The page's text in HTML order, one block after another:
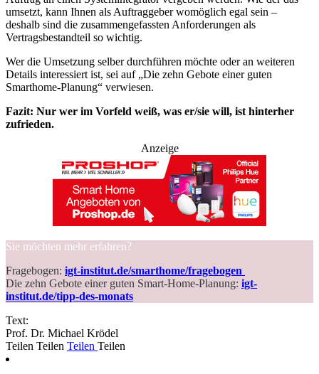
umsetzt, kann Ihnen als Auftraggeber womöglich egal sein –
deshalb sind die zusammengefassten Anforderungen als
Vertragsbestandteil so wichtig.
Wer die Umsetzung selber durchführen möchte oder an weiteren
Details interessiert ist, sei auf „Die zehn Gebote einer guten
Smarthome-Planung“ verwiesen.
Fazit: Nur wer im Vorfeld weiß, was er/sie will, ist hinterher
zufrieden.
Anzeige
Sie möchten mehr erfahren?
Fragebogen: igt-institut.de/smarthome/fragebogen
Die zehn Gebote einer guten Smart-Home-Planung: igt-
institut.de/tipp-des-monats
Text:
Prof. Dr. Michael Krödel
Teilen Teilen Teilen Teilen